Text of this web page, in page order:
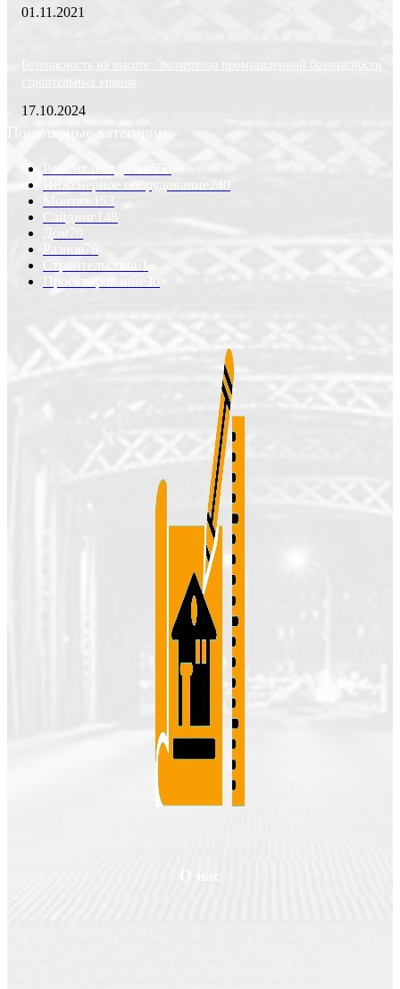
01.11.2021
Безопасность на высоте: Экспертиза промышленной безопасности
строительных кранов
17.10.2024
Популярные категории
Ремонт и отделка
Инженерное оборудование
240
Монтаж
153
Сайдинг
148
Дом 79
Разное 76
Строительство
Проектирование